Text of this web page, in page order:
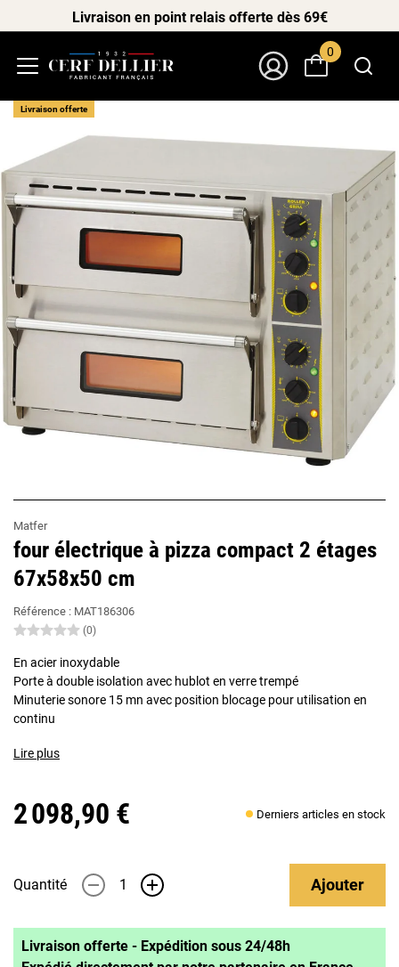
Livraison en point relais offerte dès 69€
0
Matfer
four électrique à pizza compact 2 étages
67x58x50 cm
Référence : MAT186306
(0)
En acier inoxydable
Porte à double isolation avec hublot en verre trempé
Minuterie sonore 15 mn avec position blocage pour utilisation en
continu
Lire plus
2 098,90 € Derniers articles en stock
Quantité - + Ajouter
Livraison offerte - Expédition sous 24/48h
Livraison offerte